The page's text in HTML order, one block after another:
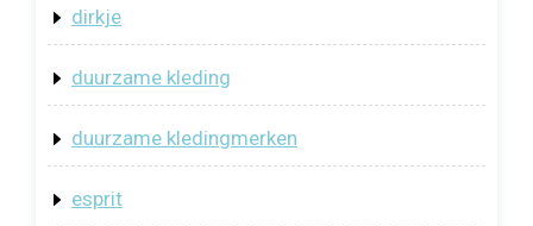
dirkje
duurzame kleding
duurzame kledingmerken
esprit